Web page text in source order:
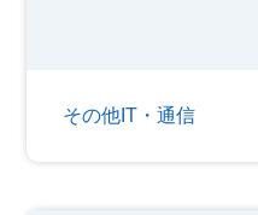
その他IT・通信